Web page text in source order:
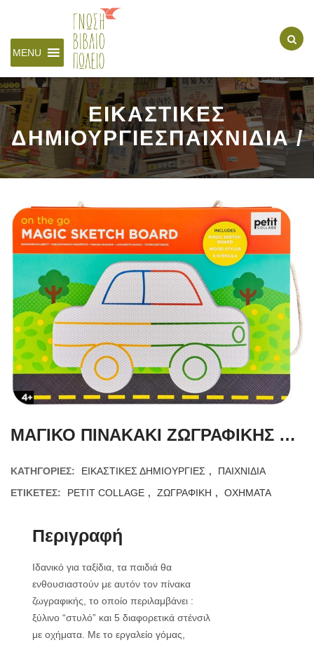
MENU
ΕΙΚΑΣΤΙΚΕΣ
ΔΗΜΙΟΥΡΓΙΕΣΠΑΙΧΝΙΔΙΑ /
ΜΑΓΙΚΟ ΠΙΝΑΚΑΚΙ ΖΩΓΡΑΦΙΚΗΣ ON THE GO
ΚΑΤΗΓΟΡΊΕΣ: ΕΙΚΑΣΤΙΚΕΣ ΔΗΜΙΟΥΡΓΙΕΣ ,
ΠΑΙΧΝΙΔΙΑ
ΕΤΙΚΈΤΕΣ:
PETIT COLLAGE , ΖΩΓΡΑΦΙΚΗ , ΟΧΗΜΑΤΑ
Περιγραφή
Ιδανικό για ταξίδια, τα παιδιά θα
ενθουσιαστούν με αυτόν τον πίνακα
ζωγραφικής, το οποίο περιλαμβάνει :
ξύλινο “στυλό” και 5 διαφορετικά στένσιλ
με οχήματα. Με το εργαλείο γόμας,